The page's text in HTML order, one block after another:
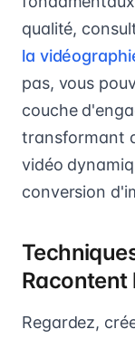
qualité,
la
pas, vous
couche
transformant
vidéo
conversion
Racontent
Regardez,